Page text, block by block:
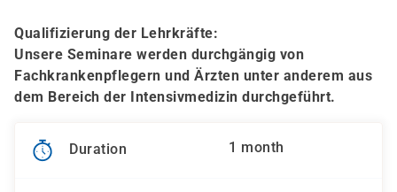
Qualifizierung der Lehrkräfte:
Unsere Seminare werden durchgängig von
Fachkrankenpflegern und Ärzten unter anderem aus
dem Bereich der Intensivmedizin durchgeführt.
Duration 1 month